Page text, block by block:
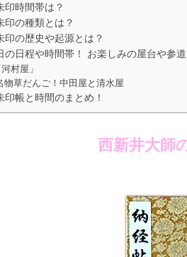
印時間帯は？
印の種類とは？
印の歴史や起源とは？
の日程や時間帯！ お楽しみの屋台や参
村屋」
物草だんご！中田屋と清水屋
帳と時間のまとめ！
西新井大師